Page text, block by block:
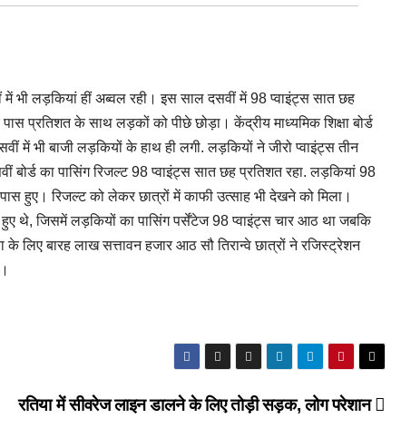
भी लड़कियां हीं अब्वल रही। इस साल दसवीं में 98 प्वाइंट्स सात छह
प्रतिशत के साथ लड़कों को पीछे छोड़ा। केंद्रीय माध्यमिक शिक्षा बोर्ड
में भी बाजी लड़कियों के हाथ ही लगी. लड़कियों ने जीरो प्वाइंट्स तीन
का पासिंग रिजल्ट 98 प्वाइंट्स सात छह प्रतिशत रहा. लड़कियां 98
हुए। रिजल्ट को लेकर छात्रों में काफी उत्साह भी देखने को मिला।
थे, जिसमें लड़कियों का पासिंग पर्सेंटेज 98 प्वाइंट्स चार आठ था जबकि
लिए बारह लाख सत्तावन हजार आठ सौ तिरान्वे छात्रों ने रजिस्ट्रेशन
रतिया में सीवरेज लाइन डालने के लिए तोड़ी सड़क, लोग परेशान